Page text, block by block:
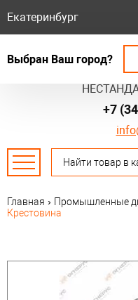
Екатеринбург
Выбран Ваш город?
+7
Главная › Промышленные
Крестовина